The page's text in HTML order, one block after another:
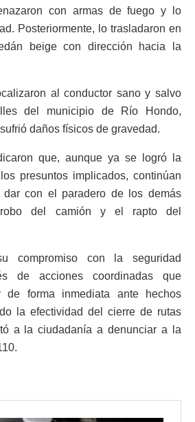
con armas de fuego y lo
Posteriormente, lo trasladaron en
beige con dirección hacia la
al conductor sano y salvo
del municipio de Río Hondo,
daños físicos de gravedad.
que, aunque ya se logró la
presuntos implicados, continúan
dar con el paradero de los demás
robo del camión y el rapto del
compromiso con la seguridad
de acciones coordinadas que
de forma inmediata ante hechos
la efectividad del cierre de rutas
a la ciudadanía a denunciar a la